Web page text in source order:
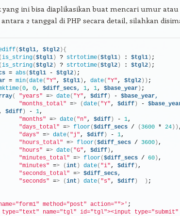
ini bisa diaplikasikan buat mencari umur atau
2 tanggal di PHP secara detail, silahkan
($tgl1, $tgl2 ){
(is_string($tgl1 ) ? strtotime($tgl1 ) : $tgl1 ) ;
(is_string($tgl2 ) ? strtotime($tgl2 ) : $tgl2 ) ;
= abs($tgl1 - $tgl2 ) ;
= min(date( "Y", $tgl1 ) , date( "Y", $tgl2 )) ;
(0, 0, $diff_secs, 1, 1, $base_year ) ;
( "years" => date( "Y", $diff ) - $base_year,
"months_total" => (date( "Y", $diff ) -
$diff ) - 1,
"months" => date( "n", $diff ) - 1,
"days_total" => floor($diff_secs / ( 3600 * 24 ))
"days" => date( "j", $diff ) - 1,
"hours_total" => floor($diff_secs / 3600 ) ,
"hours" => date( "G", $diff ),
"minutes_total" => floor($diff_secs / 60 ) ,
"minutes" => (int ) date( "i", $diff ) ,
"seconds_total" => $diff_secs,
"seconds" => (int ) date( "s", $diff ) ) ;
method="post" action="">' ;
name="tgl" id="tgl"><input type="submit"